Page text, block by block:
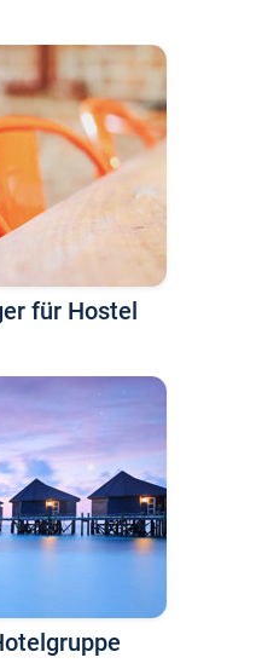
für Hostel